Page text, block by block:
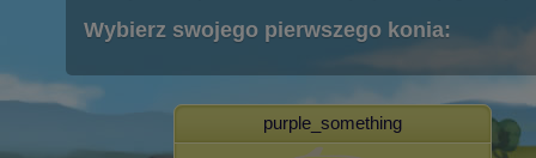
Wybierz swojego pierwszego konia:
purple_something